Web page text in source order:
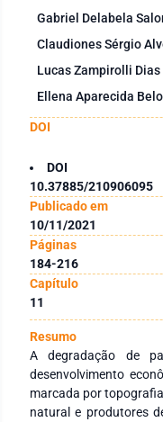
Gabriel Delabela
Claudiones Sérgio
Lucas Zampirolli Dias
Ellena Aparecida
DOI
DOI
10.37885/210906095
Publicado em
10/11/2021
Páginas
184-216
Capítulo
11
Resumo
A degradação de
desenvolvimento
marcada por
natural e produtores